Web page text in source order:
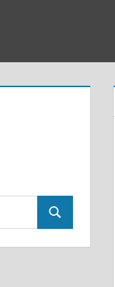
Suchen